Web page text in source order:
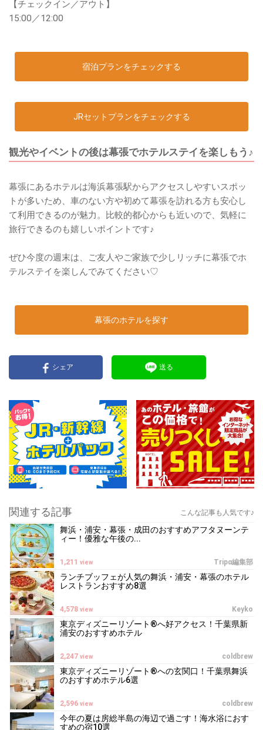
【チェックイン／アウト】
15:00／12:00
宿泊プランをチェックする
JRセットプランをチェックする
観光やイベントの後は幕張でホテルステイを楽しもう♪
幕張にあるホテルは海浜幕張駅からアクセスしやすいスポッ
トが多いため、車のない方や初めて幕張を訪れる方も安心し
て利用できるのが魅力。比較的都心からも近いので、気軽に
旅行できるのも嬉しいポイントです♪
ぜひ今度の週末は、ご友人やご家族で少しリッチに幕張でホ
テルステイを楽しんでみてください♡
幕張のホテルを探す
シェア 送る
関連する記事 こんな記事も人気です♪
舞浜・浦安・幕張・成田のおすすめアフタヌーンテ
ィー！優雅な午後の...
Tripα編集部
1,211 view
ランチブッフェが人気の舞浜・浦安・幕張のホテル
レストランおすすめ8選
Keyko
4,578 view
東京ディズニーリゾート®へ好アクセス！千葉県新
浦安のおすすめホテル
coldbrew
2,247 view
東京ディズニーリゾート®への玄関口！千葉県舞浜
のおすすめホテル6選
coldbrew
2,596 view
今年の夏は房総半島の海辺で過ごす！海水浴におす
すめの宿10選